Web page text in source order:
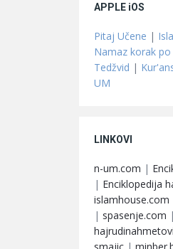
APPLE iOS
Pitaj Učene |
Namaz korak
Tedžvid |
UM
LINKOVI
n-um.com |
| Enciklopedija
islamhouse.com
| spasenje.com |